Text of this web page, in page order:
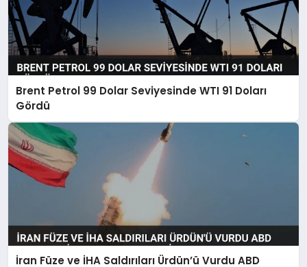
Brent Petrol 99 Dolar Seviyesinde WTI 91 Doları
Gördü
İran Füze ve İHA Saldırıları Ürdün’ü Vurdu ABD